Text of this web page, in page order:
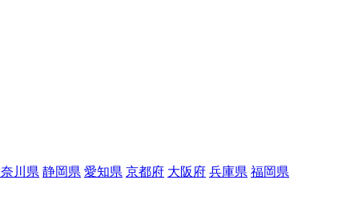
川県 静岡県 愛知県 京都府 大阪府 兵庫県 福岡県